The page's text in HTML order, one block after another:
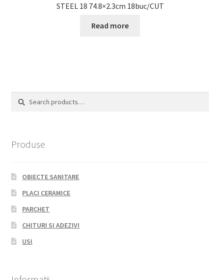
STEEL 18 74.8×2.3cm 18buc/CUT
Read more
Search
Search
Produse
OBIECTE SANITARE
PLACI CERAMICE
PARCHET
CHITURI SI ADEZIVI
USI